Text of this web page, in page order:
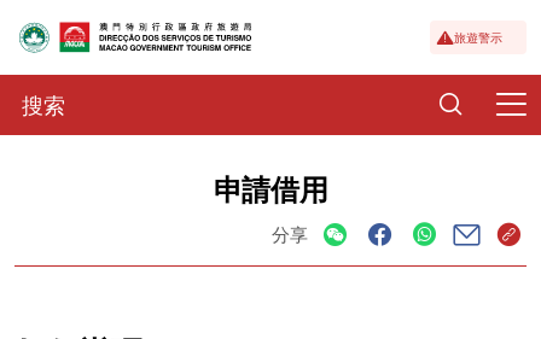
旅遊警示
申請借用
分享